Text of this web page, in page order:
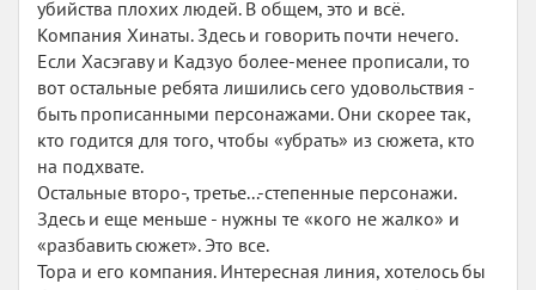
убийства плохих людей. В общем, это и всё.
Компания Хинаты. Здесь и говорить почти нечего.
Если Хасэгаву и Кадзуо более-менее прописали, то
вот остальные ребята лишились сего удовольствия -
быть прописанными персонажами. Они скорее так,
кто годится для того, чтобы «убрать» из сюжета, кто
на подхвате.
Остальные второ-, третье...-степенные персонажи.
Здесь и еще меньше - нужны те «кого не жалко» и
«разбавить сюжет». Это все.
Тора и его компания. Интересная линия, хотелось бы